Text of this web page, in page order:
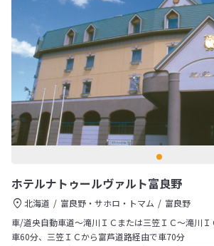
ホテルナトゥールヴァルト富良野
北海道 富良野・サホロ・トマム
富良野
車/道央自動車道～滝川ＩＣまたは三笠ＩＣ～滝川Ｉ
車60分、三笠ＩＣから富芦道路経由で車70分